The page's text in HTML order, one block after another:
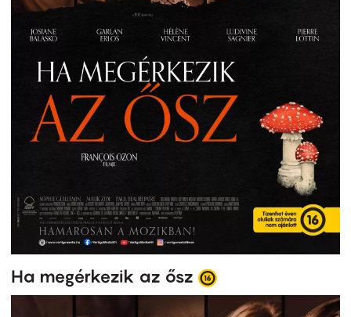
Ha megérkezik az ősz